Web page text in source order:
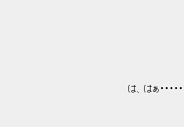
, '",. -
／´／ ／
/´７ / i /!
/ ｲ ,' ! l / l l _
/ / | l l _| 斗!'´! !
|,' l ! .:| ﾄ|,ｨ=＝ﾐ
ｉ ｌ l .:l ヾ {;;ﾞｰ_ｿ
ヽ| .:| | ´ ｀
は、はぁ・・・・
ヽ! 人 -っ ﾉ
| ! :.＞､ ィ ｊ
ｊﾊ :.:.| ｀ヽ､_,.